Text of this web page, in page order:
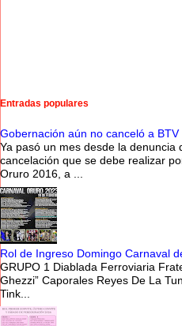
Entradas populares
Gobernación aún no canceló a
Ya pasó un mes desde la denuncia
cancelación que se debe realizar
Oruro 2016, a ...
Rol de Ingreso Domingo Carnaval
GRUPO 1 Diablada Ferroviaria
Ghezzi” Caporales Reyes De
Tink...